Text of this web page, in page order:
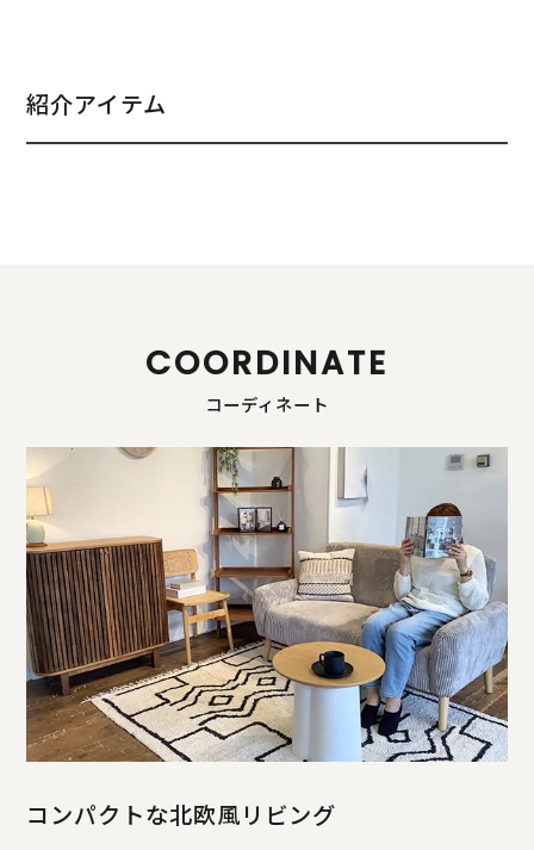
紹介アイテム
COORDINATE
コーディネート
コンパクトな北欧風リビング